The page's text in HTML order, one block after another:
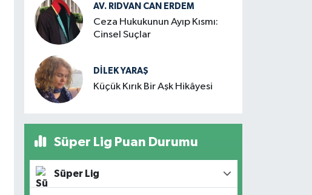
AV. RIDVAN CAN ERDEM
Ceza Hukukunun Ayıp Kısmı:
Cinsel Suçlar
DILEK YARAŞ
Küçük Kırık Bir Aşk Hikâyesi
Süper Lig Puan Durumu
Süper Lig